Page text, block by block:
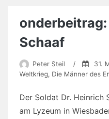
onderbeitrag:
Schaaf
Peter Steil / 31.
Weltkrieg, Die Männer des
Der Soldat Dr. Heinrich
am Lyzeum in